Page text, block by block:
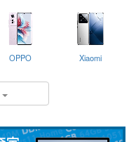
OPPO Xiaomi